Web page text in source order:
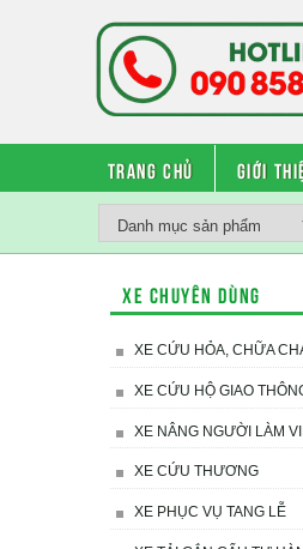
Trang chủ Giới
Xe chuyên dùng
XE CỨU HỎA, CHỮA
XE CỨU HỘ GIAO
XE NÂNG NGƯỜI LÀM
XE CỨU THƯƠNG
XE PHỤC VỤ TANG LỄ